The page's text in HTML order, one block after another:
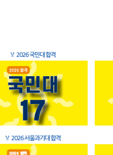
🏅 2026 국민대 합격
🏅 2026 서울과기대 합격